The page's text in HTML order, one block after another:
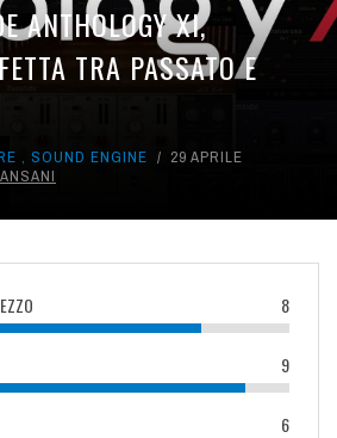
ANTHOLOGY XI,
TRA PASSATO E
, SOUND ENGINE
29 APRILE
8
9
6